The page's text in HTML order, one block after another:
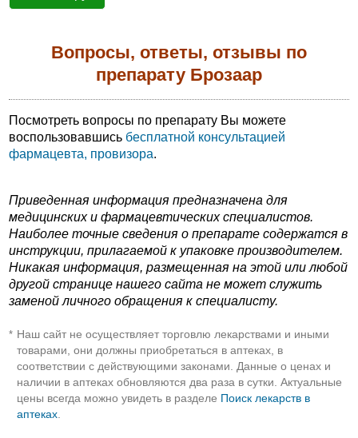
Вопросы, ответы, отзывы по
препарату Брозаар
Посмотреть вопросы по препарату Вы можете
воспользовавшись бесплатной консультацией
фармацевта, провизора.
Приведенная информация предназначена для
медицинских и фармацевтических специалистов.
Наиболее точные сведения о препарате содержатся в
инструкции, прилагаемой к упаковке производителем.
Никакая информация, размещенная на этой или любой
другой странице нашего сайта не может служить
заменой личного обращения к специалисту.
* Наш сайт не осуществляет торговлю лекарствами и иными
товарами, они должны приобретаться в аптеках, в
соответствии с действующими законами. Данные о ценах и
наличии в аптеках обновляются два раза в сутки. Актуальные
цены всегда можно увидеть в разделе Поиск лекарств в
аптеках